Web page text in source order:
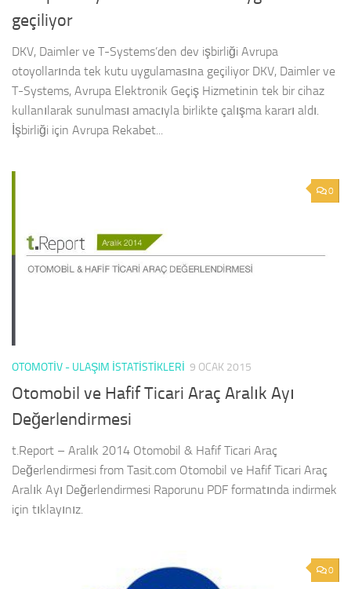
geçiliyor
DKV, Daimler ve T-Systems’den dev işbirliği Avrupa
otoyollarında tek kutu uygulamasına geçiliyor DKV, Daimler ve
T-Systems, Avrupa Elektronik Geçiş Hizmetinin tek bir cihaz
kullanılarak sunulması amacıyla birlikte çalışma kararı aldı.
İşbirliği için Avrupa Rekabet...
0
OTOMOTIV - ULAŞIM İSTATISTIKLERI 9 OCAK 2015
Otomobil ve Hafif Ticari Araç Aralık Ayı
Değerlendirmesi
t.Report – Aralık 2014 Otomobil & Hafif Ticari Araç
Değerlendirmesi from Tasit.com Otomobil ve Hafif Ticari Araç
Aralık Ayı Değerlendirmesi Raporunu PDF formatında indirmek
için tıklayınız.
0